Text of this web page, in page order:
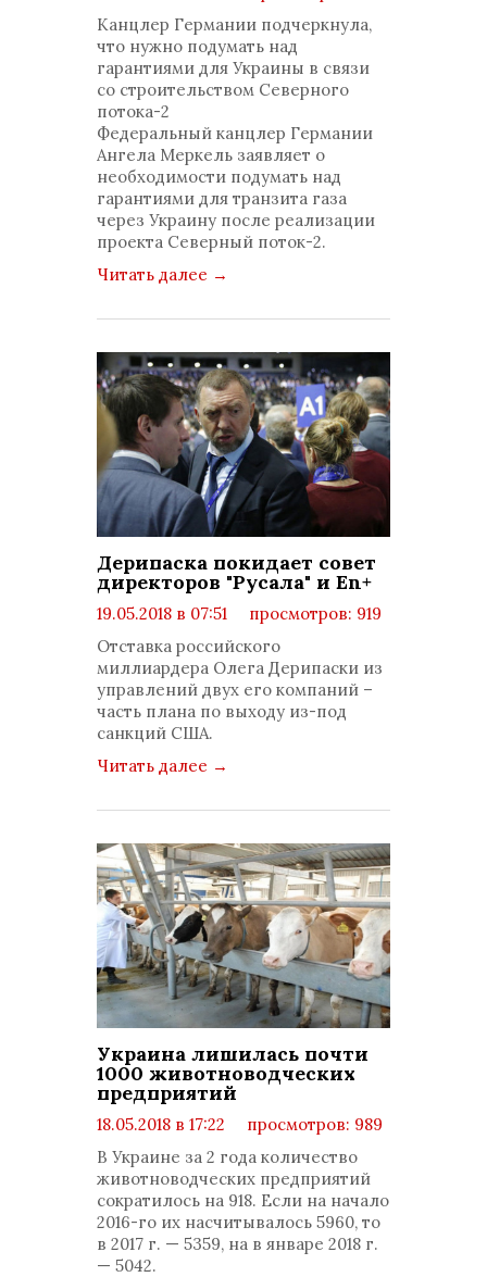
комментариев: 0
Канцлер Германии подчеркнула,
что нужно подумать над
гарантиями для Украины в связи
со строительством Северного
потока-2
Федеральный канцлер Германии
Ангела Меркель заявляет о
необходимости подумать над
гарантиями для транзита газа
через Украину после реализации
проекта Северный поток-2.
Читать далее →
Дерипаска покидает совет
директоров "Русала" и En+
19.05.2018 в 07:51
просмотров: 919
комментариев: 0
Отставка российского
миллиардера Олега Дерипаски из
управлений двух его компаний –
часть плана по выходу из-под
санкций США.
Читать далее →
Украина лишилась почти
1000 животноводческих
предприятий
18.05.2018 в 17:22
просмотров: 989
комментариев: 0
В Украине за 2 года количество
животноводческих предприятий
сократилось на 918. Если на начало
2016-го их насчитывалось 5960, то
в 2017 г. — 5359, на в январе 2018 г.
— 5042.